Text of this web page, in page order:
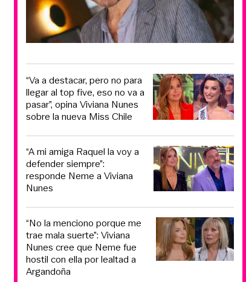
“Va a destacar, pero no para
llegar al top five, eso no va a
pasar”, opina Viviana Nunes
sobre la nueva Miss Chile
“A mi amiga Raquel la voy a
defender siempre”:
responde Neme a Viviana
Nunes
“No la menciono porque me
trae mala suerte”: Viviana
Nunes cree que Neme fue
hostil con ella por lealtad a
Argandoña